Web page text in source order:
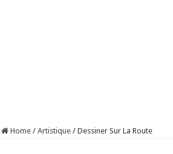
Home / Artistique / Dessiner Sur La Route